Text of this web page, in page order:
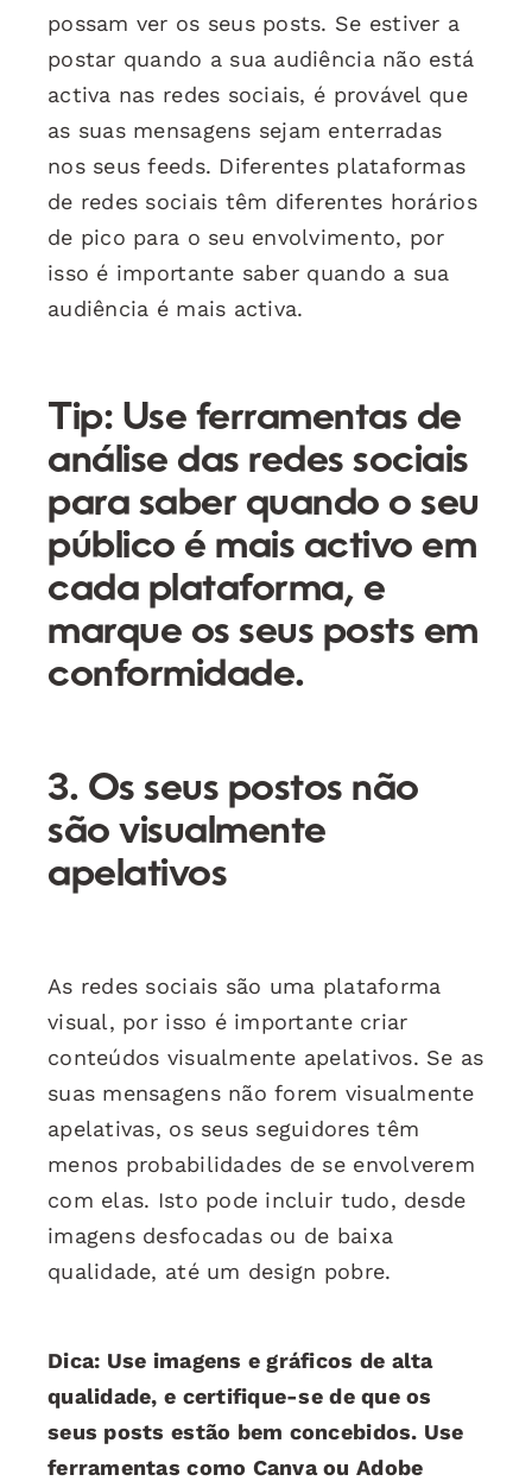
possam ver os seus posts. Se estiver a
postar quando a sua audiência não está
activa nas redes sociais, é provável que
as suas mensagens sejam enterradas
nos seus feeds. Diferentes plataformas
de redes sociais têm diferentes horários
de pico para o seu envolvimento, por
isso é importante saber quando a sua
audiência é mais activa.
Tip: Use ferramentas de
análise das redes sociais
para saber quando o seu
público é mais activo em
cada plataforma, e
marque os seus posts em
conformidade.
3. Os seus postos não
são visualmente
apelativos
As redes sociais são uma plataforma
visual, por isso é importante criar
conteúdos visualmente apelativos. Se as
suas mensagens não forem visualmente
apelativas, os seus seguidores têm
menos probabilidades de se envolverem
com elas. Isto pode incluir tudo, desde
imagens desfocadas ou de baixa
qualidade, até um design pobre.
Dica: Use imagens e gráficos de alta
qualidade, e certifique-se de que os
seus posts estão bem concebidos. Use
ferramentas como Canva ou Adobe